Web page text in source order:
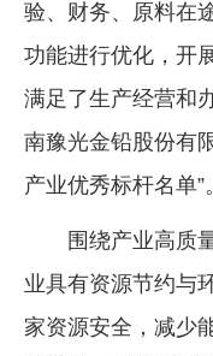
验、财务、原料在
功能进行优化，开
满足了生产经营和
南豫光金铅股份有
产业优秀标杆名单”。
围绕产业高质
业具有资源节约与
家资源安全，减少